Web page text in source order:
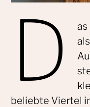
D
beliebte Viertel